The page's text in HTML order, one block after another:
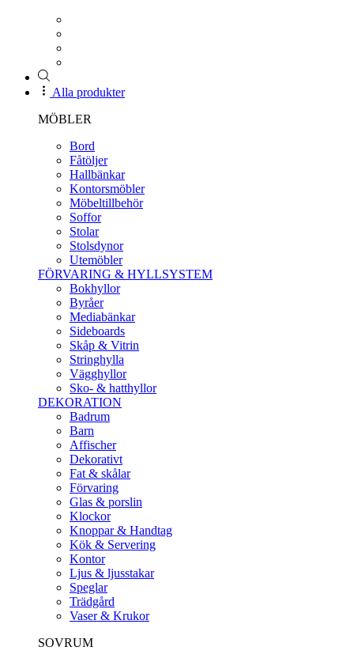
Alla produkter
MÖBLER
Bord
Fåtöljer
Hallbänkar
Kontorsmöbler
Möbeltillbehör
Soffor
Stolar
Stolsdynor
Utemöbler
FÖRVARING & HYLLSYSTEM
Bokhyllor
Byråer
Mediabänkar
Sideboards
Skåp & Vitrin
Stringhylla
Vägghyllor
Sko- & hatthyllor
DEKORATION
Badrum
Barn
Affischer
Dekorativt
Fat & skålar
Förvaring
Glas & porslin
Klockor
Knoppar & Handtag
Kök & Servering
Kontor
Ljus & ljusstakar
Speglar
Trädgård
Vaser & Krukor
SOVRUM